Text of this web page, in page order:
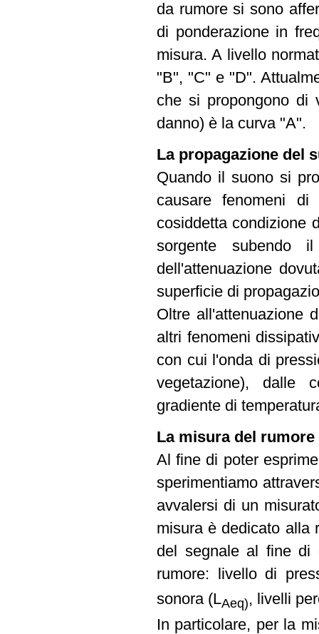
da rumore si sono
di ponderazione in
misura. A livello
"B", "C" e "D".
che si propongono di
danno) è la curva "A".
La propagazione del
Quando il suono si
causare fenomeni
cosiddetta condizione
sorgente subendo
dell'attenuazione
superficie di
Oltre all'attenuazione
altri fenomeni
con cui l'onda di
vegetazione), dalle
gradiente di
La misura del rumore
Al fine di poter
sperimentiamo
avvalersi di un
misura è dedicato alla
del segnale al fine di
rumore: livello di
sonora (LAeq), livelli
In particolare, per la